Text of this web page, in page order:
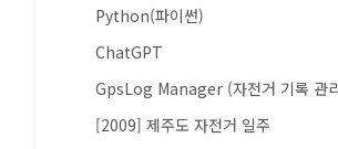
Python(파이썬)
ChatGPT
GpsLog Manager (자전거 기록 관
[2009] 제주도 자전거 일주